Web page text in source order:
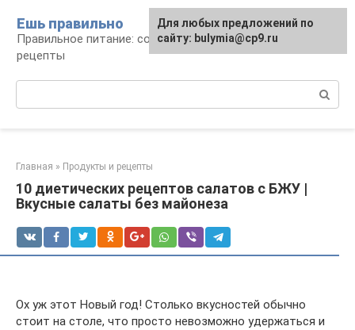
контенту
Ешь правильно
Правильное питание: советы, продукты,
рецепты
Главная » Продукты и рецепты
10 диетических рецептов салатов с БЖУ |
Вкусные салаты без майонеза
Ох уж этот Новый год! Столько вкусностей обычно
стоит на столе, что просто невозможно удержаться и
Для любых предложений по
сайту: bulymia@cp9.ru